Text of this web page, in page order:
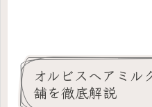
オルビスヘアミル
舗を徹底解説